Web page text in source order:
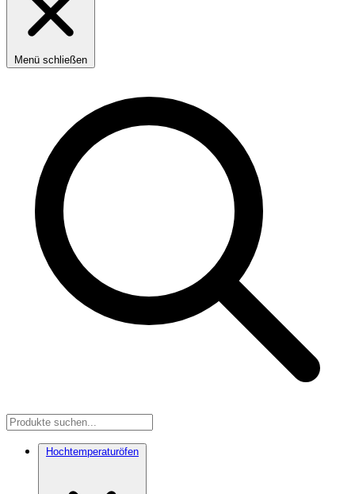
Menü schließen
Hochtemperaturöfen